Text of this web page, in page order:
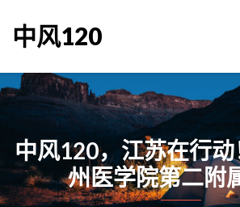
中风120
中风120，江苏在行
州医学院第二附